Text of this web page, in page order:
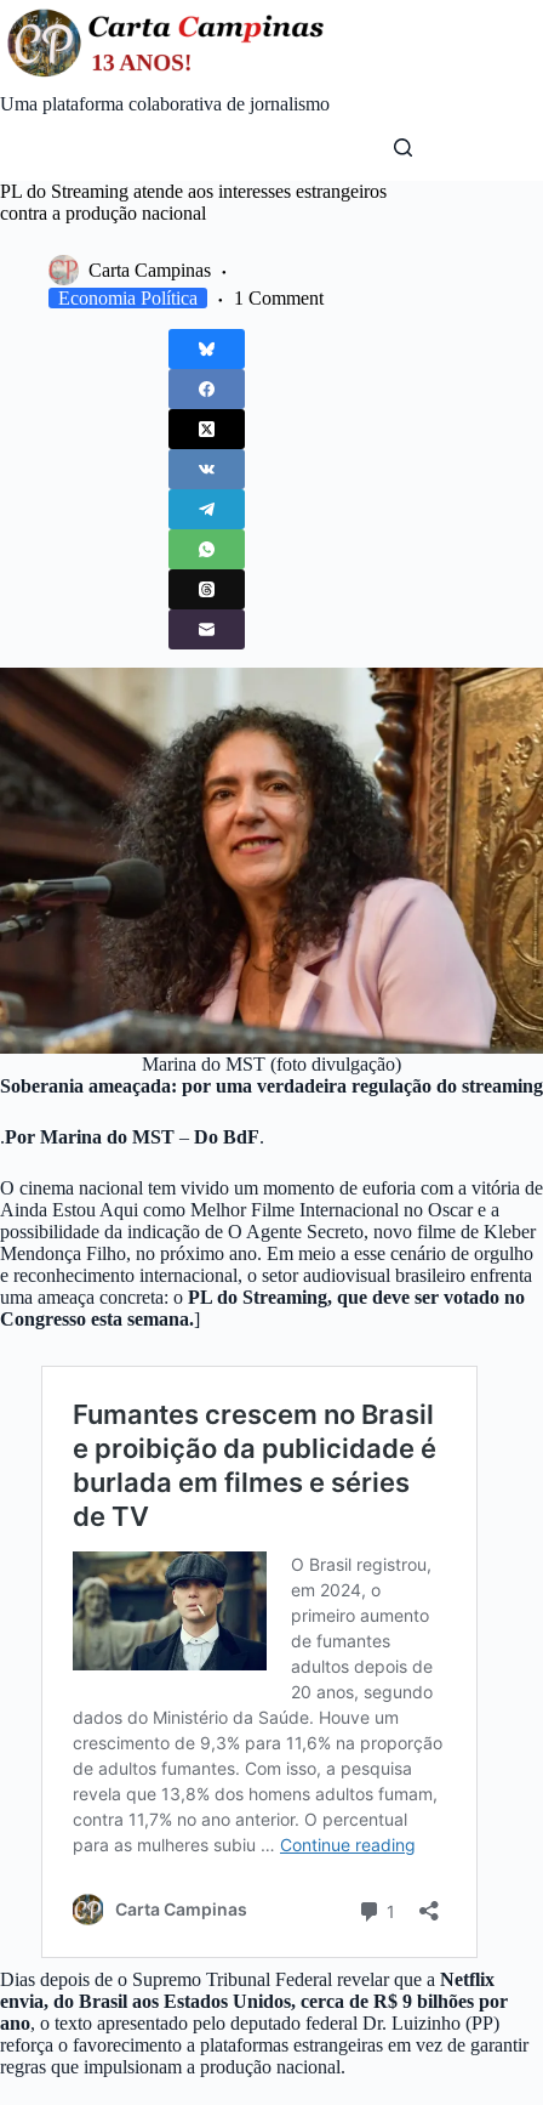
Skip
to
content
Uma plataforma colaborativa de jornalismo
PL do Streaming atende aos interesses estrangeiros
contra a produção nacional
Carta Campinas
Economia Política
1 Comment
Marina do MST (foto divulgação)
Soberania ameaçada: por uma verdadeira regulação do streaming
.Por Marina do MST – Do BdF.
O cinema nacional tem vivido um momento de euforia com a vitória de
Ainda Estou Aqui como Melhor Filme Internacional no Oscar e a
possibilidade da indicação de O Agente Secreto, novo filme de Kleber
Mendonça Filho, no próximo ano. Em meio a esse cenário de orgulho
e reconhecimento internacional, o setor audiovisual brasileiro enfrenta
uma ameaça concreta: o PL do Streaming, que deve ser votado no
Congresso esta semana.]
Dias depois de o Supremo Tribunal Federal revelar que a Netflix
envia, do Brasil aos Estados Unidos, cerca de R$ 9 bilhões por
ano, o texto apresentado pelo deputado federal Dr. Luizinho (PP)
reforça o favorecimento a plataformas estrangeiras em vez de garantir
regras que impulsionam a produção nacional.